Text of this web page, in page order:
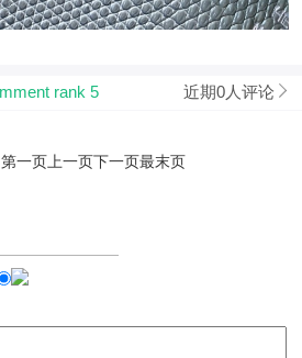
近期0人评论
第一页上一页下一页最末页